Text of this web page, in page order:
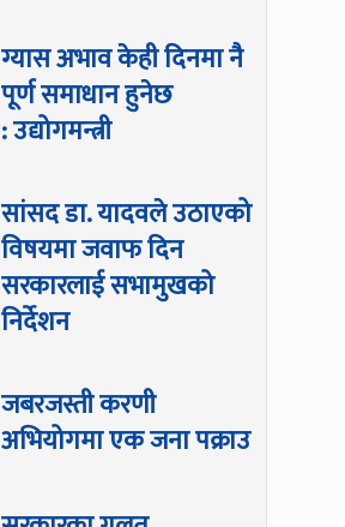
ग्यास अभाव केही दिनमा नै
पूर्ण समाधान हुनेछ
: उद्योगमन्त्री
सांसद डा‍‍. यादवले उठाएको
विषयमा जवाफ दिन
सरकारलाई सभामुखको
निर्देशन
जबरजस्ती करणी
अभियोगमा एक जना पक्राउ